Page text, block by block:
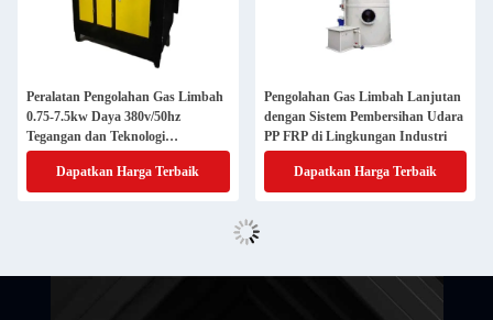
Peralatan Pengolahan Gas Limbah
0.75-7.5kw Daya 380v/50hz
Tegangan dan Teknologi
Pembersihan Lanjutan
Dapatkan Harga Terbaik
Pengolahan Gas Limbah Lanjutan
dengan Sistem Pembersihan Udara
PP FRP di Lingkungan Industri
Dapatkan Harga Terbaik